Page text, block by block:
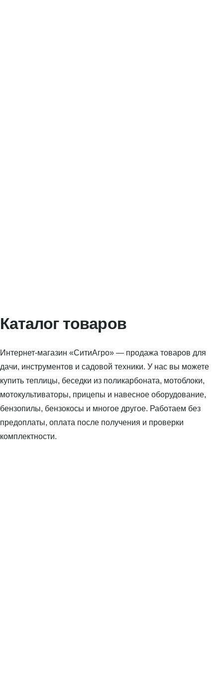
Каталог товаров
Интернет-магазин «СитиАгро» — продажа товаров для
дачи, инструментов и садовой техники. У нас вы можете
купить теплицы, беседки из поликарбоната, мотоблоки,
мотокультиваторы, прицепы и навесное оборудование,
бензопилы, бензокосы и многое другое. Работаем без
предоплаты, оплата после получения и проверки
комплектности.